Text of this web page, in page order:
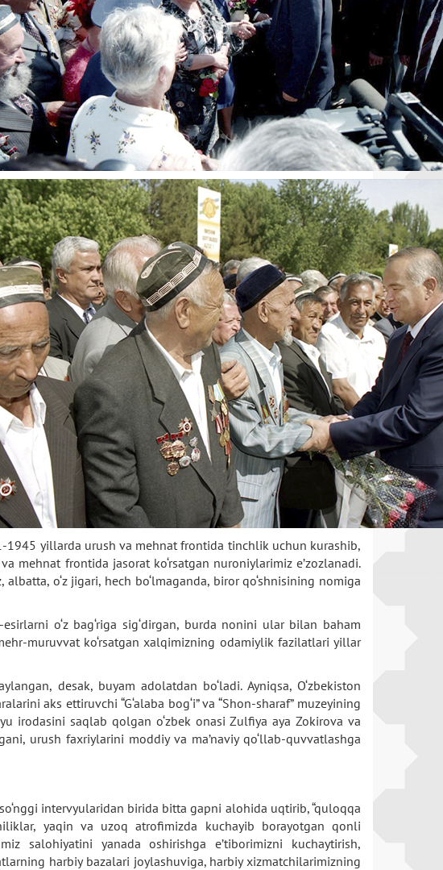
1945 yillarda urush va mehnat frontida tinchlik uchun kurashib,
mehnat frontida jasorat ko‘rsatgan nuroniylarimiz e’zozlanadi.
o‘z jigari, hech bo‘lmaganda, biror qo‘shnisining nomiga
o‘z bag‘riga sig‘dirgan, burda nonini ular bilan baham
muruvvat ko‘rsatgan xalqimizning odamiylik fazilatlari yillar
desak, buyam adolatdan bo‘ladi. Ayniqsa, O‘zbekiston
aks ettiruvchi “G‘alaba bog‘i” va “Shon-sharaf” muzeyining
irodasini saqlab qolgan o‘zbek onasi Zulfiya aya Zokirova va
urush faxriylarini moddiy va ma’naviy qo‘llab-quvvatlashga
intervyularidan birida bitta gapni alohida uqtirib, “quloqqa
yaqin va uzoq atrofimizda kuchayib borayotgan qonli
salohiyatini yanada oshirishga e’tiborimizni kuchaytirish,
harbiy bazalari joylashuviga, harbiy xizmatchilarimizning